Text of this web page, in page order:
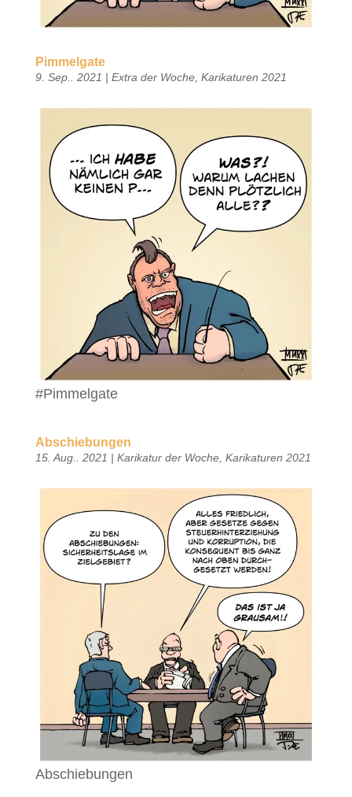
Pimmelgate
9. Sep.. 2021 | Extra der Woche, Karikaturen 2021
#Pimmelgate
Abschiebungen
15. Aug.. 2021 | Karikatur der Woche, Karikaturen 2021
Abschiebungen